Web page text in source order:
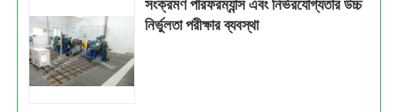
সংক্রমণ পারফরম্যান্স এবং নির্ভরযোগ্যতার উচ্চ
নির্ভুলতা পরীক্ষার ব্যবস্থা